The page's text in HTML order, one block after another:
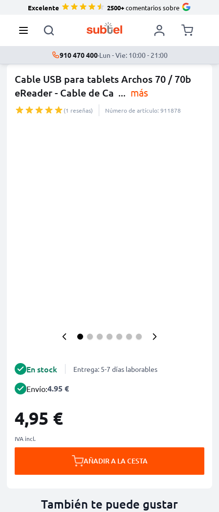
Excelente 2500+comentarios sobre
910 470 400·Lun - Vie: 10:00 - 21:00
Cable USB para tablets Archos 70 / 70b
eReader - Cable de Ca ... más
(1 reseñas) Número de artículo: 911878
En stock Entrega: 5-7 días laborables
Envío:4.95 €
4,95 €
IVA incl.
AÑADIR A LA CESTA
También te puede gustar